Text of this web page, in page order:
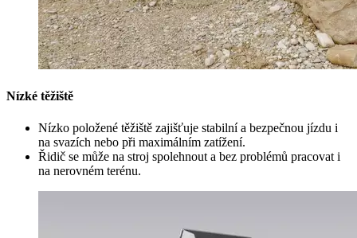
Nízké těžiště
Nízko položené těžiště zajišťuje stabilní a bezpečnou jízdu i
na svazích nebo při maximálním zatížení.
Řidič se může na stroj spolehnout a bez problémů pracovat i
na nerovném terénu.